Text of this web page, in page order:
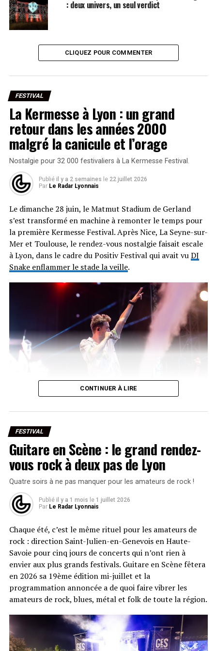
: deux univers, un seul verdict
CLIQUEZ POUR COMMENTER
FESTIVAL
La Kermesse à Lyon : un grand
retour dans les années 2000
malgré la canicule et l’orage
Nostalgie pour 32 000 festivaliers à La Kermesse Festival.
Publié il y a 2 semaines le 22 juillet 2026
Par Le Radar Lyonnais
Le dimanche 28 juin, le Matmut Stadium de Gerland
s’est transformé en machine à remonter le temps pour
la première Kermesse Festival. Après Nice, La Seyne-sur-
Mer et Toulouse, le rendez-vous nostalgie faisait escale
à Lyon, dans le cadre du Positiv Festival qui avait vuDJ
Snake enflammer le stade la veille.
Le chanteur de O-Zone sur la scène de La Kermesse
Festival à Lyon. •© Louben Prévost – Le Radar Lyonnais
tête d’affiche comme les festivals plus traditionnels : La
Kermesse mise tout sur les tubes qui ont marqué toute
une génération, ceux qu’on connaît par cœur sans
même s’en rendre compte. Dès l’ouverture des portes,
l’ambiance était donnée : Jordan Patural et Le Pedre
ont lancé les hostilités en chauffant le stade sur les
rythmes pop, eurodance et RnB qui ont bercé les années
2000 avant l’arrivée des artistes.
Sur scène, un véritable défilé de souvenirs : Colonel
Reyel, K.Maro, Shy’m, Kenza Farah, Jessy Matador, Fatal
Bazooka, Tragédie, Nâdiya, Lââm, O-Zone, PZK, Billy
Crawford, Tribal King et Cascada. De quoi faire chanter
en chœur trois générations de festivaliers, des premiers
refrains dePetite sœuraux rythmes plus eurodance de
Deux performances ont particulièrement marqué la
journée (selon nous !). Nâdiya, fidèle à sa réputation de
CONTINUER À LIRE
FESTIVAL
Guitare en Scène : le grand rendez-
vous rock à deux pas de Lyon
Quatre soirs à ne pas manquer pour les amateurs de rock !
Publié il y a 1 mois le 1 juillet 2026
Par Le Radar Lyonnais
Chaque été, c’est le même rituel pour les amateurs de
rock : direction Saint-Julien-en-Genevois en Haute-
Savoie pour cinq jours de concerts qui n’ont rien à
envier aux plus grands festivals. Guitare en Scène fêtera
en 2026 sa 19ème édition mi-juillet et la
programmation annoncée a de quoi faire vibrer les
amateurs de rock, blues, métal et folk de toute la région.